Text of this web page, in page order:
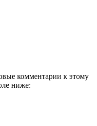
комментарии к этому
ниже: